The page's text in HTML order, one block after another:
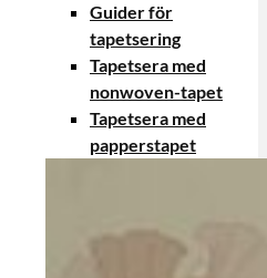
Guider för
tapetsering
Tapetsera med
nonwoven-tapet
Tapetsera med
papperstapet